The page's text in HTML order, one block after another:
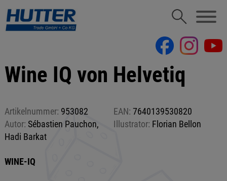
Wine IQ von Helvetiq
Artikelnummer: 953082 EAN: 7640139530820
Autor: Sébastien Pauchon,
Hadi Barkat
Illustrator: Florian Bellon
WINE-IQ